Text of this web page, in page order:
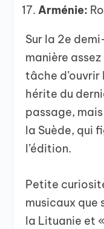
Arménie:
Sur la 2e
manière
tâche d’ouvrir
hérite du
passage,
la Suède, qui
l’édition.
Petite
musicaux que
la Lituanie et